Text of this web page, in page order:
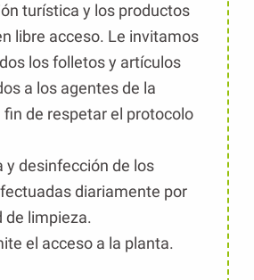
turística y los productos
libre acceso. Le invitamos
los folletos y artículos
a los agentes de la
de respetar el protocolo
y desinfección de los
diariamente por
de limpieza.
el acceso a la planta.